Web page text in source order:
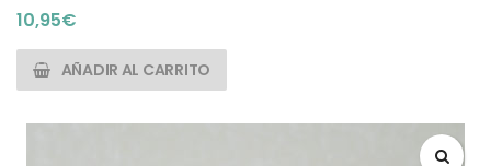
10,95€
AÑADIR AL CARRITO